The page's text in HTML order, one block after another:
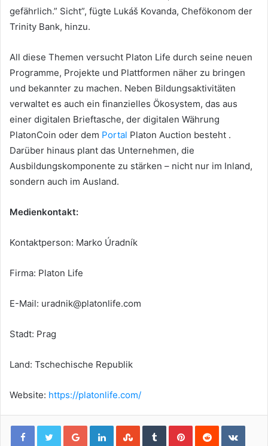
gefährlich.” Sicht”, fügte Lukáš Kovanda, Chefökonom der
Trinity Bank, hinzu.
All diese Themen versucht Platon Life durch seine neuen
Programme, Projekte und Plattformen näher zu bringen
und bekannter zu machen. Neben Bildungsaktivitäten
verwaltet es auch ein finanzielles Ökosystem, das aus
einer digitalen Brieftasche, der digitalen Währung
PlatonCoin oder dem Portal Platon Auction besteht .
Darüber hinaus plant das Unternehmen, die
Ausbildungskomponente zu stärken – nicht nur im Inland,
sondern auch im Ausland.
Medienkontakt:
Kontaktperson: Marko Úradník
Firma: Platon Life
E-Mail: uradnik@platonlife.com
Stadt: Prag
Land: Tschechische Republik
Website: https://platonlife.com/
Google+LinkedInStumbleUpon
TumblrPinterestReddit